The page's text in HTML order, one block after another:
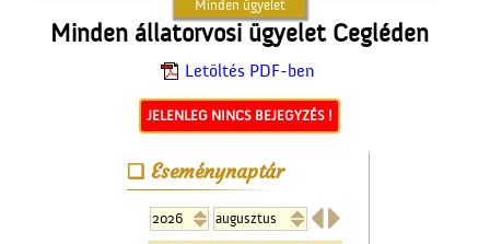
Minden állatorvosi ügyelet Cegléden
Letöltés PDF-ben
JELENLEG NINCS BEJEGYZÉS !
Eseménynaptár
